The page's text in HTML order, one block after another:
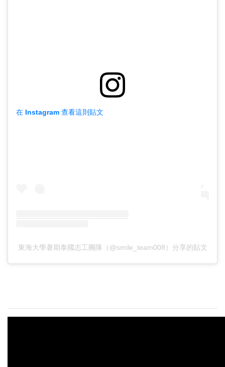
在 Instagram 查看這則貼文
東海大學暑期泰國志工團隊（@smile_team008）分享的貼文